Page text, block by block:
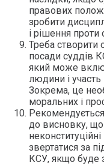
правових
зробити
і рішення проти
Треба створити
посади суддів
який може
людини і участь
Зокрема, це
моральних і
до висновку,
звертатися за
КСУ, якщо буде